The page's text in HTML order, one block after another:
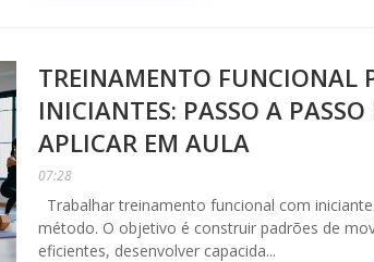
TREINAMENTO FUNCIONAL
INICIANTES: PASSO A PASSO
APLICAR EM AULA
07:28
Trabalhar treinamento funcional com
método. O objetivo é construir padrões de
eficientes, desenvolver capacida...